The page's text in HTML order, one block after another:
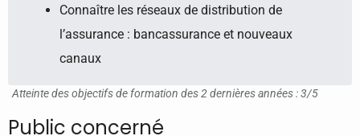
Connaître les réseaux de distribution de
l’assurance : bancassurance et nouveaux
canaux
Atteinte des objectifs de formation des 2 dernières années : 3/5
Public concerné